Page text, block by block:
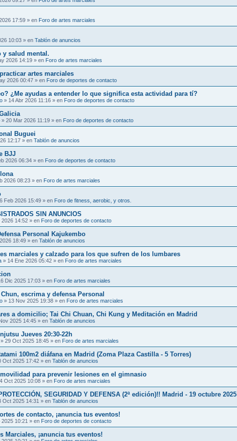
17:59 » en Foro de artes marciales
10:03 » en Tablón de anuncios
y salud mental.
2026 14:19 » en Foro de artes marciales
artes marciales
2026 00:47 » en Foro de deportes de contacto
¿Me ayudas a entender lo que significa esta actividad para tí?
» 14 Abr 2026 11:16 » en Foro de deportes de contacto
» 20 Mar 2026 11:19 » en Foro de deportes de contacto
Buguei
12:17 » en Tablón de anuncios
BJJ
2026 06:34 » en Foro de deportes de contacto
2026 08:23 » en Foro de artes marciales
Feb 2026 15:49 » en Foro de fitness, aerobic, y otros.
SIN ANUNCIOS
2026 14:52 » en Foro de deportes de contacto
Personal Kajukembo
18:49 » en Tablón de anuncios
marciales y calzado para los que sufren de los lumbares
» 14 Ene 2026 05:42 » en Foro de artes marciales
Dic 2025 17:03 » en Foro de artes marciales
escrima y defensa Personal
» 13 Nov 2025 19:38 » en Foro de artes marciales
a domicilio; Tai Chi Chuan, Chi Kung y Meditación en Madrid
2025 14:45 » en Tablón de anuncios
Jueves 20:30-22h
» 29 Oct 2025 18:45 » en Foro de artes marciales
100m2 diáfana en Madrid (Zoma Plaza Castilla - 5 Torres)
Oct 2025 17:42 » en Tablón de anuncios
para prevenir lesiones en el gimnasio
Oct 2025 10:08 » en Foro de artes marciales
SEGURIDAD Y DEFENSA (2ª edición)!! Madrid - 19 octubre 2025
Oct 2025 14:31 » en Tablón de anuncios
de contacto, ¡anuncia tus eventos!
2025 10:21 » en Foro de deportes de contacto
Marciales, ¡anuncia tus eventos!